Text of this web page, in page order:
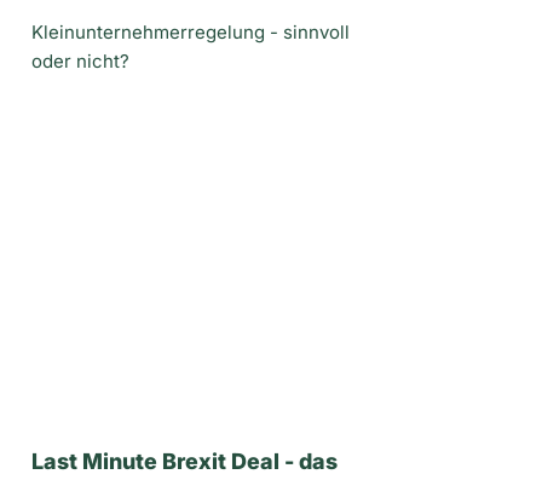
Kleinunternehmerregelung - sinnvoll
oder nicht?
Last Minute Brexit Deal - das